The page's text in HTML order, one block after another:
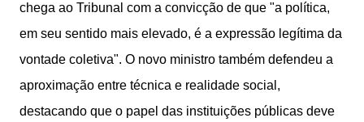
chega ao Tribunal com a convicção de que "a política,
em seu sentido mais elevado, é a expressão legítima da
vontade coletiva". O novo ministro também defendeu a
aproximação entre técnica e realidade social,
destacando que o papel das instituições públicas deve